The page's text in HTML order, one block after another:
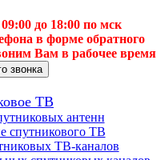
до 18:00 по мск
в форме обратного
Вам в рабочее время
звонка
ТВ
антенн
спутникового ТВ
ТВ-каналов